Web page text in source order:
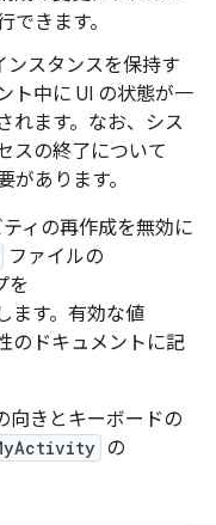
きます。
ンスタンスを保持す
ト中に UI の状態が一
れます。なお、シス
スの終了について
あります。
ィの再作成を無効に
ファイルの
を
ます。有効な値
のドキュメントに記
向きとキーボードの
の